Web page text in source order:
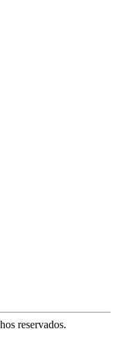
reservados.